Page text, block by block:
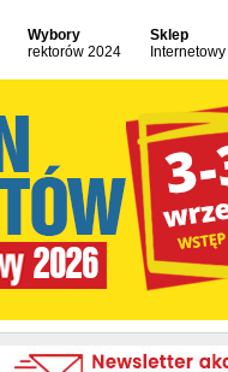
Wybory
rektorów 2024
Sklep
Internetowy